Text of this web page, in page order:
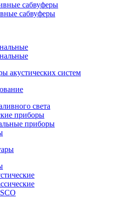
сабвуферы
сабвуферы
акустических систем
света
приборы
приборы